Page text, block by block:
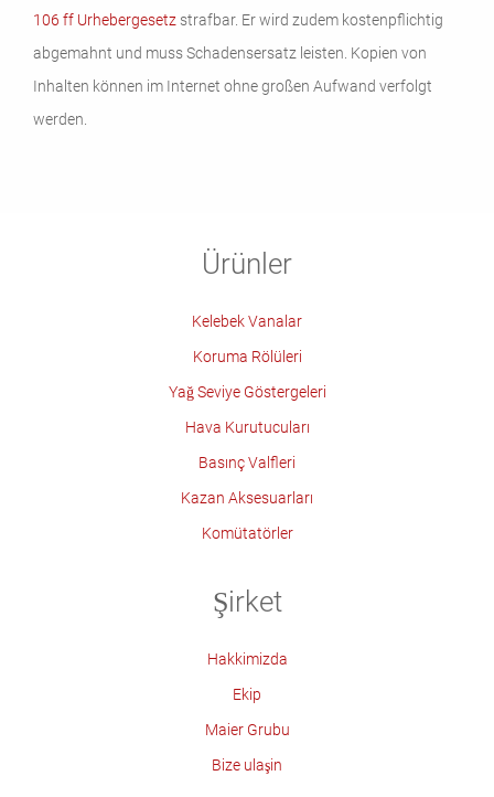
106 ff Urhebergesetz strafbar. Er wird zudem kostenpflichtig
abgemahnt und muss Schadensersatz leisten. Kopien von
Inhalten können im Internet ohne großen Aufwand verfolgt
werden.
Ürünler
Kelebek Vanalar
Koruma Rölüleri
Yağ Seviye Göstergeleri
Hava Kurutucuları
Basınç Valfleri
Kazan Aksesuarları
Komütatörler
Şirket
Hakkimizda
Ekip
Maier Grubu
Bize ulaşin